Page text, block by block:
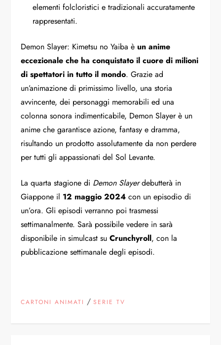
elementi folcloristici e tradizionali accuratamente
rappresentati.
Demon Slayer: Kimetsu no Yaiba è un anime
eccezionale che ha conquistato il cuore di milioni
di spettatori in tutto il mondo. Grazie ad
un’animazione di primissimo livello, una storia
avvincente, dei personaggi memorabili ed una
colonna sonora indimenticabile, Demon Slayer è un
anime che garantisce azione, fantasy e dramma,
risultando un prodotto assolutamente da non perdere
per tutti gli appassionati del Sol Levante.
La quarta stagione di Demon Slayerdebutterà in
Giappone il 12 maggio 2024 con un episodio di
un’ora. Gli episodi verranno poi trasmessi
settimanalmente. Sarà possibile vedere in sarà
disponibile in simulcast suCrunchyroll, con la
pubblicazione settimanale degli episodi.
CARTONI ANIMATI /SERIE TV